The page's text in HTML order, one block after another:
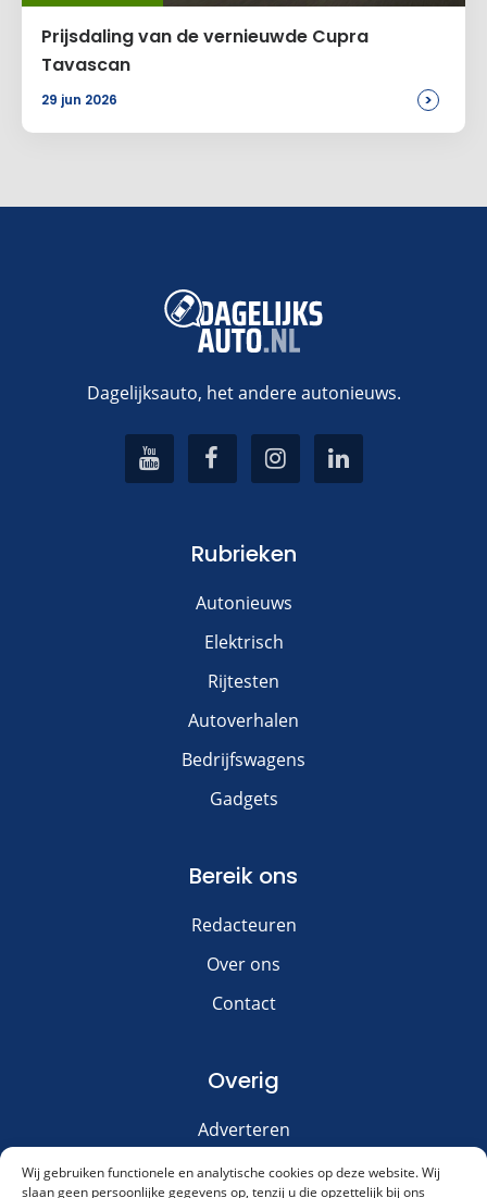
Wij gebruiken functionele en analytische cookies op deze website. Wij
slaan geen persoonlijke gegevens op, tenzij u die opzettelijk bij ons
Prijsdaling van de vernieuwde Cupra
Tavascan
29 jun 2026 >
Dagelijksauto, het andere autonieuws.
Rubrieken
Autonieuws
Elektrisch
Rijtesten
Autoverhalen
Bedrijfswagens
Gadgets
Bereik ons
Redacteuren
Over ons
Contact
Overig
Adverteren
Disclaimer